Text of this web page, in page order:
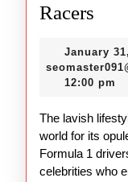
Racers
of
F1
January
12:00 pm
The lavish
world for its
Formula 1
celebrities who